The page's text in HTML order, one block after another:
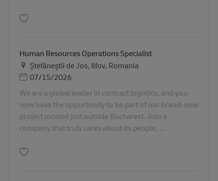
Human Resources Operations Specialist
สถานที่
Ștefăneștii de Jos, Ilfov, Romania
Posted Date
07/15/2026
We are a global leader in contract logistics, and you
now have the opportunity to be part of our brand‑new
project located just outside Bucharest. Join a
company that truly cares about its people, ...